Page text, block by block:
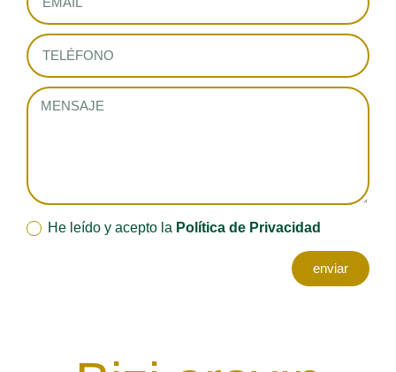
He leído y acepto la Política de Privacidad
enviar